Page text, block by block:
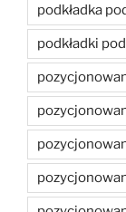
podkładka
podkładki